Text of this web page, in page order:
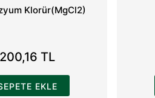
Klorür(MgCl2)
200,16 TL
EKLE